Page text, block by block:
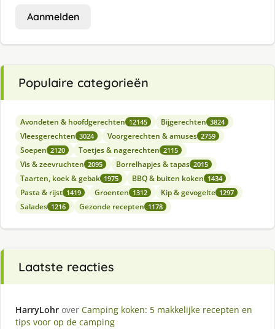
Aanmelden
Populaire categorieën
Avondeten & hoofdgerechten 12145 Bijgerechten 3824
Vleesgerechten 3024 Voorgerechten & amuses 2759
Soepen 2120 Toetjes & nagerechten 2115
Vis & zeevruchten 2095 Borrelhapjes & tapas 2015
Taarten, koek & gebak 1975 BBQ & buiten koken 1434
Pasta & rijst 1419 Groenten 1312 Kip & gevogelte 1297
Salades 1216 Gezonde recepten 1178
Laatste reacties
HarryLohr over Camping koken: 5 makkelijke recepten en
tips voor op de camping